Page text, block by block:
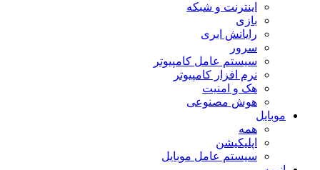
اینترنت و شبکه
بازی
رایانش ابری
سرور
سیستم عامل کامپیوتر
نرم افزار کامپیوتر
هک و امنیت
هوش مصنوعی
موبایل
همه
اپلیکیشن
سیستم عامل موبایل